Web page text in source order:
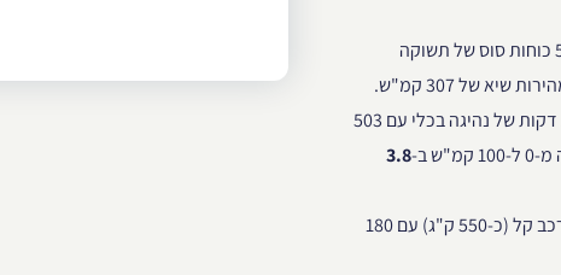
(Alfa Romeo Giulia Quadrifoglio): 510 כוחות סוס של תשוקה
15 דקות של נהיגה בכלי עם 503
3.8
(Caterham Seven 360): טוהר הנהיגה. 3 הקפות ברכב קל (כ-550 ק"ג) עם 180